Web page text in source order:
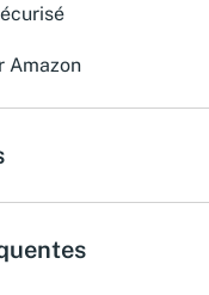
Amazon